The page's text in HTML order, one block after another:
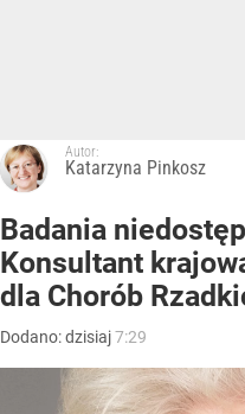
Autor:
Katarzyna Pinkosz
Badania
Konsultant
dla Chorób
Dodano:dzisiaj7:29